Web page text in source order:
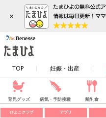
×
TOP 妊娠・出産
育児グッズ 病気・予防接種 離乳食
ひよこクラブ アプリ